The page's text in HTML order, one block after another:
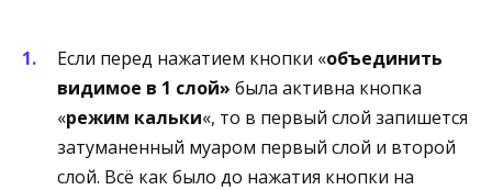
Если перед нажатием кнопки «объединить
видимое в 1 слой» была активна кнопка
«режим кальки«, то в первый слой запишется
затуманенный муаром первый слой и второй
слой. Всё как было до нажатия кнопки на